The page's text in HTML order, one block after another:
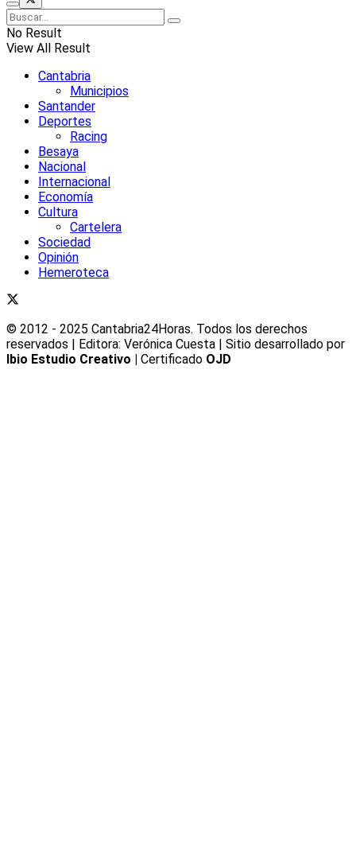
No Result
View All Result
Cantabria
Municipios
Santander
Deportes
Racing
Besaya
Nacional
Internacional
Economía
Cultura
Cartelera
Sociedad
Opinión
Hemeroteca
© 2012 - 2025 Cantabria24Horas. Todos los derechos
reservados | Editora: Verónica Cuesta | Sitio desarrollado por
Ibio Estudio Creativo |
Certificado OJD